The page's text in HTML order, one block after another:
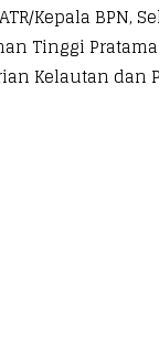
Kepala BPN,
Tinggi
Kelautan dan